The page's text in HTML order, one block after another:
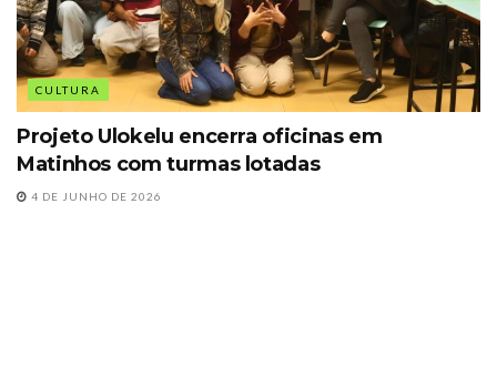
CULTURA
Projeto Ulokelu encerra oficinas em
Matinhos com turmas lotadas
4 DE JUNHO DE 2026